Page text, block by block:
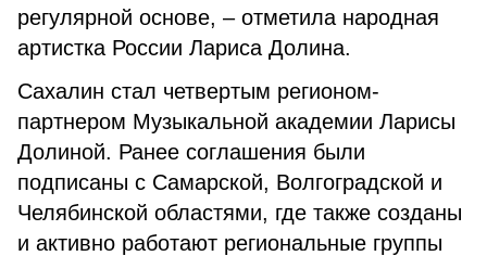
регулярной основе, – отметила народная
артистка России Лариса Долина.
Сахалин стал четвертым регионом-
партнером Музыкальной академии Ларисы
Долиной. Ранее соглашения были
подписаны с Самарской, Волгоградской и
Челябинской областями, где также созданы
и активно работают региональные группы